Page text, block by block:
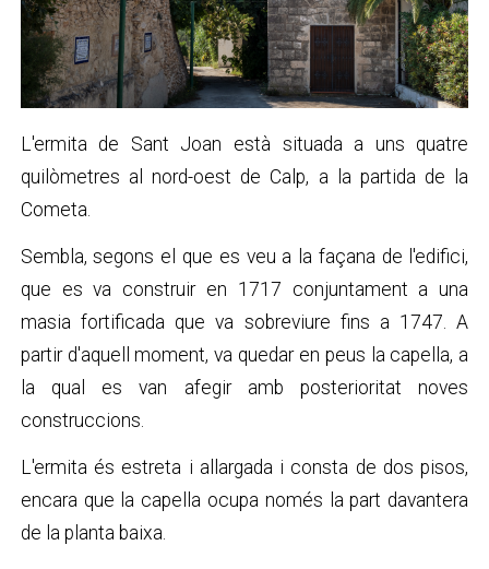
L'ermita de Sant Joan està situada a uns quatre
quilòmetres al nord-oest de Calp, a la partida de la
Cometa.
Sembla, segons el que es veu a la façana de l'edifici,
que es va construir en 1717 conjuntament a una
masia fortificada que va sobreviure fins a 1747. A
partir d'aquell moment, va quedar en peus la capella, a
la qual es van afegir amb posterioritat noves
construccions.
L'ermita és estreta i allargada i consta de dos pisos,
encara que la capella ocupa només la part davantera
de la planta baixa.